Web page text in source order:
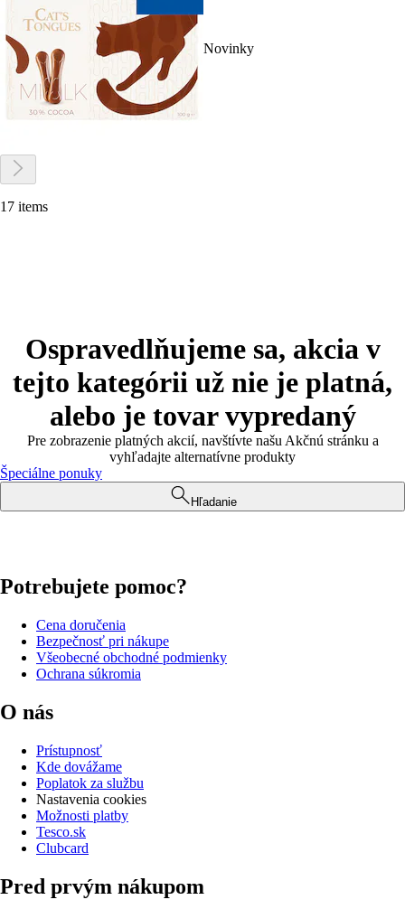
Novinky
17 items
Ospravedlňujeme sa, akcia v
tejto kategórii už nie je platná,
alebo je tovar vypredaný
Pre zobrazenie platných akcií, navštívte našu Akčnú stránku a
vyhľadajte alternatívne produkty
Špeciálne ponuky
Hľadanie
Potrebujete pomoc?
Cena doručenia
Bezpečnosť pri nákupe
Všeobecné obchodné podmienky
Ochrana súkromia
O nás
Prístupnosť
Kde dovážame
Poplatok za službu
Nastavenia cookies
Možnosti platby
Tesco.sk
Clubcard
Pred prvým nákupom